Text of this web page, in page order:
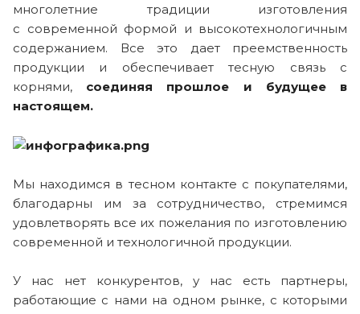
многолетние традиции изготовления
с современной формой и высокотехнологичным
содержанием. Все это дает преемственность
продукции и обеспечивает тесную связь с
корнями, соединяя прошлое и будущее в
настоящем.
Мы находимся в тесном контакте с покупателями,
благодарны им за сотрудничество, стремимся
удовлетворять все их пожелания по изготовлению
современной и технологичной продукции.
У нас нет конкурентов, у нас есть партнеры,
работающие с нами на одном рынке, с которыми